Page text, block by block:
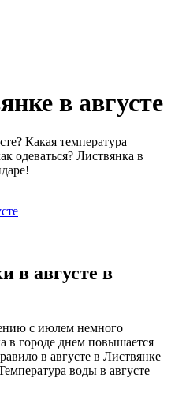
в августе
Какая температура
одеваться? Листвянка в
в августе в
с июлем немного
в городе днем повышается
в августе в Листвянке
воды в августе